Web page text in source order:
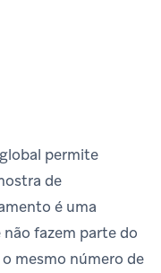
permite
de
é uma
fazem parte do
mesmo número de